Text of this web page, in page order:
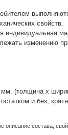
свойств.
индивидуальная
изменению
(толщина х
и без,
описание состава,